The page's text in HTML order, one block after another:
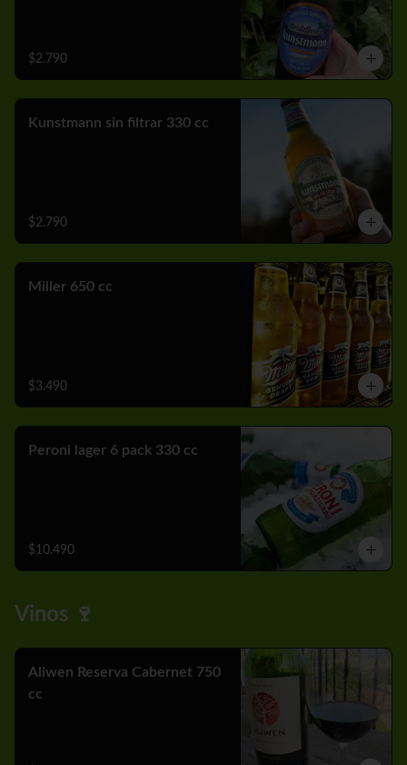
$2.790
Kunstmann sin filtrar 330 cc
$2.790
Miller 650 cc
$3.490
Peroni lager 6 pack 330 cc
$10.490
Vinos 🍷
Aliwen Reserva Cabernet 750
cc